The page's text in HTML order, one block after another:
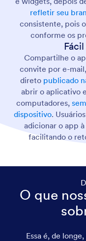
refletir seu
consistente, pois
conforme os
Compartilhe o
convite por e-mail,
direto publicado
abrir o aplicativo
computadores,
dispositivo.
adicionar o app
facilitando o
O que
Essa é, de